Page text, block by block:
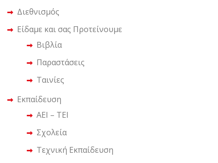
Διεθνισμός
Είδαμε και σας Προτείνουμε
Βιβλία
Παραστάσεις
Ταινίες
Εκπαίδευση
ΑΕΙ – ΤΕΙ
Σχολεία
Τεχνική Εκπαίδευση